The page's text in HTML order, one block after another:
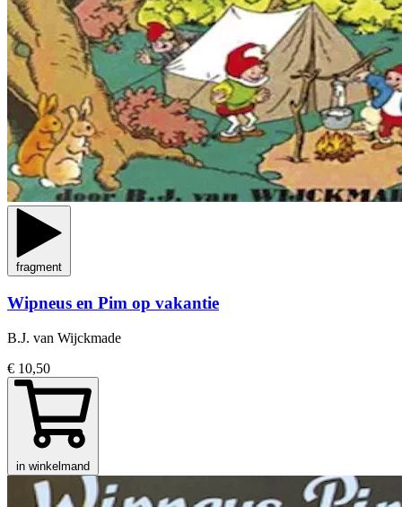
fragment
Wipneus en Pim op vakantie
B.J. van Wijckmade
€ 10,50
in winkelmand